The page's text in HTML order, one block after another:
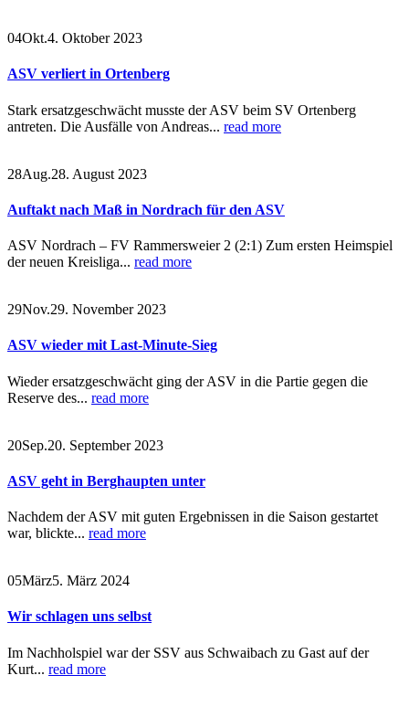
04Okt.4. Oktober 2023
ASV verliert in Ortenberg
Stark ersatzgeschwächt musste der ASV beim SV Ortenberg
antreten. Die Ausfälle von Andreas... read more
28Aug.28. August 2023
Auftakt nach Maß in Nordrach für den ASV
ASV Nordrach – FV Rammersweier 2 (2:1) Zum ersten Heimspiel
der neuen Kreisliga... read more
29Nov.29. November 2023
ASV wieder mit Last-Minute-Sieg
Wieder ersatzgeschwächt ging der ASV in die Partie gegen die
Reserve des... read more
20Sep.20. September 2023
ASV geht in Berghaupten unter
Nachdem der ASV mit guten Ergebnissen in die Saison gestartet
war, blickte... read more
05März5. März 2024
Wir schlagen uns selbst
Im Nachholspiel war der SSV aus Schwaibach zu Gast auf der
Kurt... read more